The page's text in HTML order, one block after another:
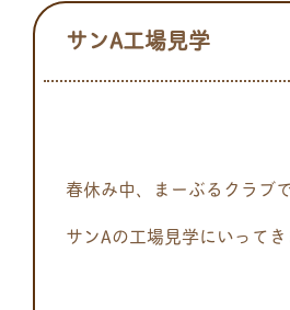
サンA工場見学
春休み中、まーぶるクラブ
サンAの工場見学にいってき